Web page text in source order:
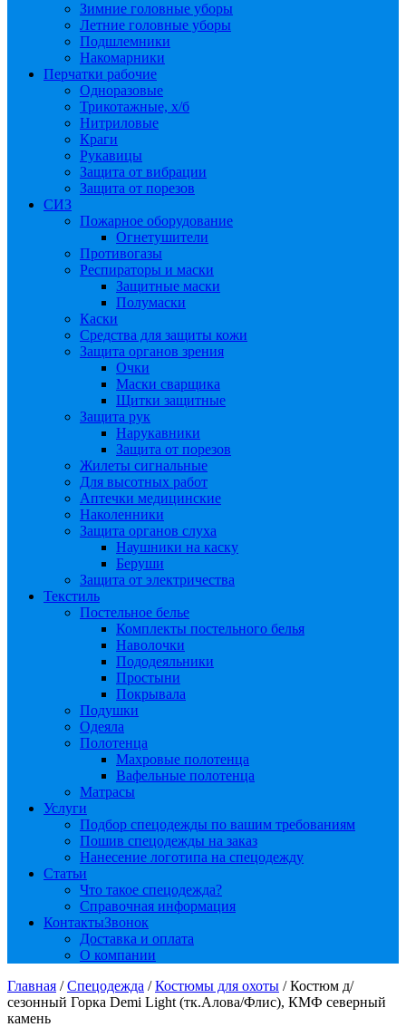
Зимние головные уборы
Летние головные уборы
Подшлемники
Накомарники
Перчатки рабочие
Одноразовые
Трикотажные, х/б
Нитриловые
Краги
Рукавицы
Защита от вибрации
Защита от порезов
СИЗ
Пожарное оборудование
Огнетушители
Противогазы
Респираторы и маски
Защитные маски
Полумаски
Каски
Средства для защиты кожи
Защита органов зрения
Очки
Маски сварщика
Щитки защитные
Защита рук
Нарукавники
Защита от порезов
Жилеты сигнальные
Для высотных работ
Аптечки медицинские
Наколенники
Защита органов слуха
Наушники на каску
Беруши
Защита от электричества
Текстиль
Постельное белье
Комплекты постельного белья
Наволочки
Пододеяльники
Простыни
Покрывала
Подушки
Одеяла
Полотенца
Махровые полотенца
Вафельные полотенца
Матрасы
Услуги
Подбор спецодежды по вашим требованиям
Пошив спецодежды на заказ
Нанесение логотипа на спецодежду
Статьи
Что такое спецодежда?
Справочная информация
КонтактыЗвонок
Доставка и оплата
О компании
Главная /Спецодежда /Костюмы для охоты / Костюм д/
сезонный Горка Demi Light (тк.Алова/Флис), КМФ северный
камень